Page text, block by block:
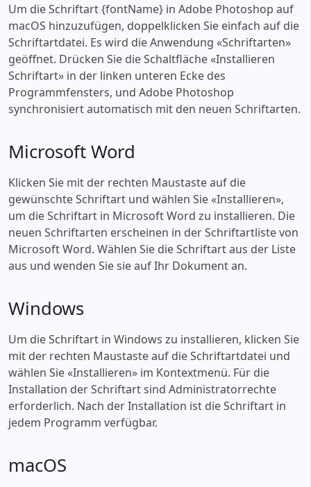
Um die Schriftart {fontName} in Adobe Photoshop auf
macOS hinzuzufügen, doppelklicken Sie einfach auf die
Schriftartdatei. Es wird die Anwendung «‎Schriftarten»
geöffnet. Drücken Sie die Schaltfläche «‎Installieren
Schriftart» in der linken unteren Ecke des
Programmfensters, und Adobe Photoshop
synchronisiert automatisch mit den neuen Schriftarten.
Microsoft Word
Klicken Sie mit der rechten Maustaste auf die
gewünschte Schriftart und wählen Sie «‎Installieren»,
um die Schriftart in Microsoft Word zu installieren. Die
neuen Schriftarten erscheinen in der Schriftartliste von
Microsoft Word. Wählen Sie die Schriftart aus der Liste
aus und wenden Sie sie auf Ihr Dokument an.
Windows
Um die Schriftart in Windows zu installieren, klicken Sie
mit der rechten Maustaste auf die Schriftartdatei und
wählen Sie «‎Installieren» im Kontextmenü. Für die
Installation der Schriftart sind Administratorrechte
erforderlich. Nach der Installation ist die Schriftart in
jedem Programm verfügbar.
macOS